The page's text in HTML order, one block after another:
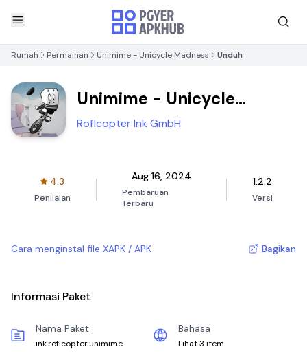
Rumah Permainan Unimime - Unicycle Madness Unduh
Unimime - Unicycle
Madness
Roflcopter Ink GmbH
4.3
Penilaian
Aug 16, 2024
Pembaruan
Terbaru
1.2.2
Versi
Cara menginstal file XAPK / APK Bagikan
Informasi Paket
Nama Paket
ink.roflcopter.unimime
Bahasa
Lihat 3 item